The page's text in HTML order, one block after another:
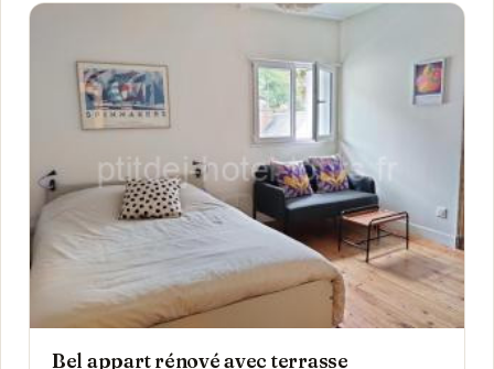
Bel appart rénové avec terrasse